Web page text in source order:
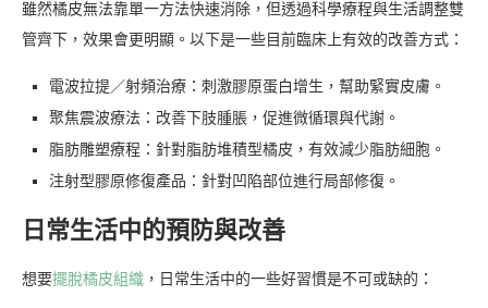
雖然橘皮無法靠單一方法快速消除，但透過科學療程與生活調整雙
管齊下，效果會更明顯。以下是一些目前臨床上有效的改善方式：
電波拉提／射頻治療：刺激膠原蛋白增生，幫助緊實皮膚。
聚焦震波療法：改善下肢腫脹，促進微循環與代謝。
脂肪雕塑療程：針對脂肪堆積型橘皮，有效減少脂肪細胞。
注射型膠原修復產品：針對凹陷部位進行局部修復。
日常生活中的預防與改善
想要擺脫橘皮組織 ，日常生活中的一些好習慣是不可或缺的：